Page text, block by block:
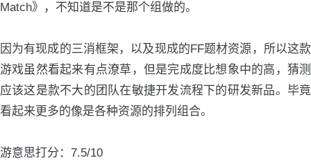
Match》，不知道是不是那个组做的。
因为有现成的三消框架，以及现成的FF题材资源，所以这款
游戏虽然看起来有点潦草，但是完成度比想象中的高，猜测
应该这是款不大的团队在敏捷开发流程下的研发新品。毕竟
看起来更多的像是各种资源的排列组合。
游意思打分：7.5/10